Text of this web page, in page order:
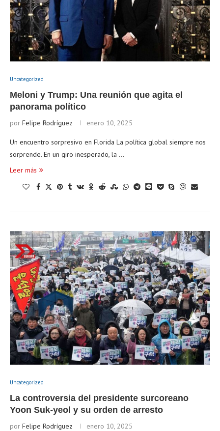
Uncategorized
Meloni y Trump: Una reunión que agita el
panorama político
por Felipe Rodríguez enero 10, 2025
Un encuentro sorpresivo en Florida La política global siempre nos
sorprende. En un giro inesperado, la …
Leer más
Uncategorized
La controversia del presidente surcoreano
Yoon Suk-yeol y su orden de arresto
por Felipe Rodríguez enero 10, 2025